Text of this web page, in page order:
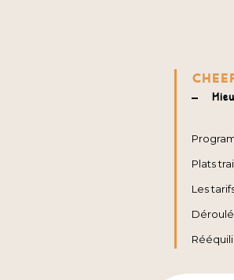
Plats
Les